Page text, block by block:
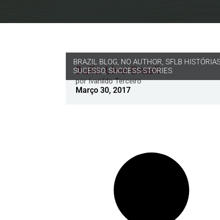
BRAZIL BLOG, NO AUTHOR,SFLB
SUCESSO,SUCCESS STORIES
Julio Lins Brasil
porIvanildo Terceiro
Março 30, 2017